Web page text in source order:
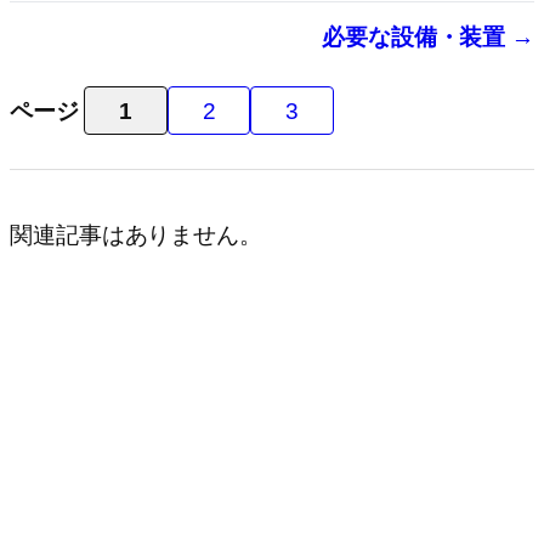
必要な設備・装置 →
ページ 1 2 3
関連記事はありません。